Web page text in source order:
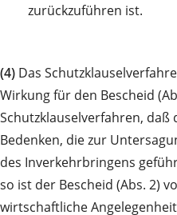
zurückzuführen ist.
(4) Das
Wirkung für den Bescheid
Schutzklauselverfahren,
Bedenken, die zur
des Inverkehrbringens
so ist der Bescheid (Abs. 2)
wirtschaftliche